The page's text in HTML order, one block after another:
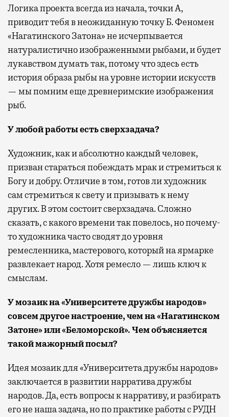
Логика проекта всегда из начала, точки А,
приводит тебя в неожиданную точку Б. Феномен
«Нагатинского Затона» не исчерпывается
натуралистично изображенными рыбами, и будет
лукавством думать так, потому что здесь есть
история образа рыбы на уровне истории искусств
— мы помним еще древнеримские изображения
рыб.
У любой работы есть сверхзадача?
Художник, как и абсолютно каждый человек,
призван стараться побеждать мрак и стремиться к
Богу и добру. Отличие в том, готов ли художник
сам стремиться к свету и призывать к нему
других. В этом состоит сверхзадача. Сложно
сказать, с какого времени так повелось, но почему-
то художника часто сводят до уровня
ремесленника, мастерового, который на ярмарке
развлекает народ. Хотя ремесло — лишь ключ к
смыслам.
У мозаик на «Университете дружбы народов»
совсем другое настроение, чем на «Нагатинском
Затоне» или «Беломорской». Чем объясняется
такой мажорный посыл?
Идея мозаик для «Университета дружбы народов»
заключается в развитии нарратива дружбы
народов. Да, есть вопросы к нарративу, и разбирать
его не наша задача, но по практике работы с РУДН